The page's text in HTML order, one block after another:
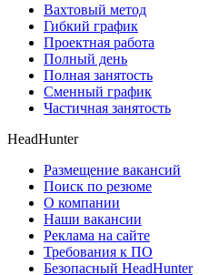
Вахтовый метод
Гибкий график
Проектная работа
Полный день
Полная занятость
Сменный график
Частичная занятость
HeadHunter
Размещение вакансий
Поиск по резюме
О компании
Наши вакансии
Реклама на сайте
Требования к ПО
Безопасный HeadHunter